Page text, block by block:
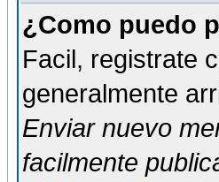
¿Como puedo
Facil, registrate
generalmente
Enviar nuevo
facilmente